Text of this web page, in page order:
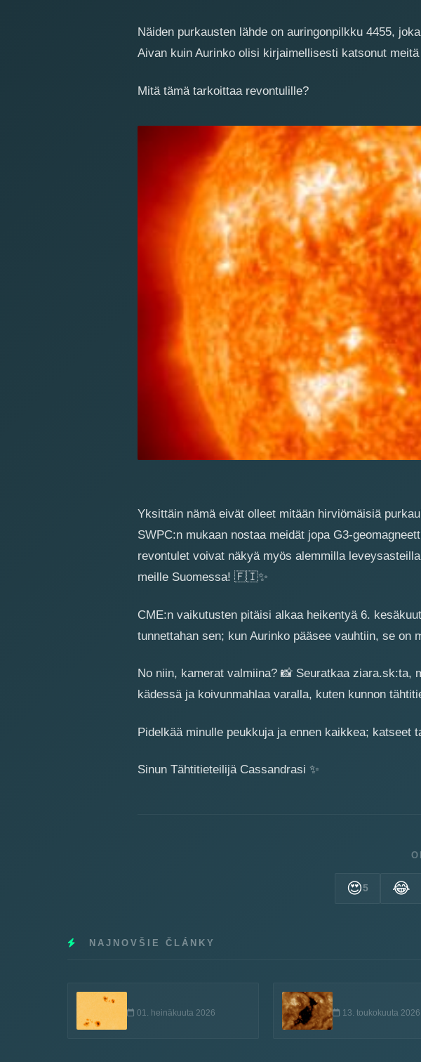
Näiden purkausten lähde on auringonpilkku 4455,
Aivan kuin Aurinko olisi kirjaimellisesti katsonut
Mitä tämä tarkoittaa revontulille?
Yksittäin nämä eivät olleet mitään hirviömäisiä
SWPC:n mukaan nostaa meidät jopa G3-
revontulet voivat näkyä myös alemmilla
meille Suomessa! 🇫🇮✨
CME:n vaikutusten pitäisi alkaa heikentyä 6.
tunnettahan sen; kun Aurinko pääsee vauhtiin, se on
No niin, kamerat valmiina? 📸 Seuratkaa ziara.sk:ta,
kädessä ja koivunmahlaa varalla, kuten kunnon
Pidelkää minulle peukkuja ja ennen kaikkea; katseet
Sinun Tähtitieteilijä Cassandrasi ✨
😍5 😂
NAJNOVŠIE ČLÁNKY
01. heinäkuuta 2026 13. toukokuuta 2026